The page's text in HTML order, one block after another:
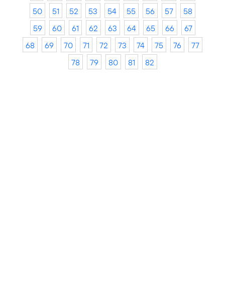
50
51 52 53 54 55 56 57
58
59
60 61 62 63 64 65 66
67
68
69 70 71 72 73 74 75 76
77
78
79 80 81 82